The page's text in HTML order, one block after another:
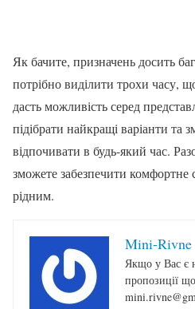
Як бачите, призначень досить
потрібно виділити трохи часу,
дасть можливість серед
підібрати найкращі варіанти та
відпочивати в будь-який час.
зможете забезпечити комфортне
рідним.
Mini-Rivne
Якщо у Вас є
пропозиції